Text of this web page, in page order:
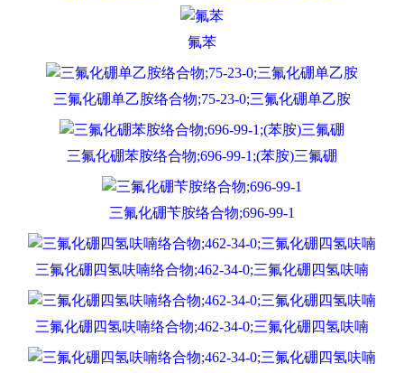
氟苯
三氟化硼单乙胺络合物;75-23-0;三氟化硼单乙胺
三氟化硼苯胺络合物;696-99-1;(苯胺)三氟硼
三氟化硼苄胺络合物;696-99-1
三氟化硼四氢呋喃络合物;462-34-0;三氟化硼四氢呋喃
三氟化硼四氢呋喃络合物;462-34-0;三氟化硼四氢呋喃